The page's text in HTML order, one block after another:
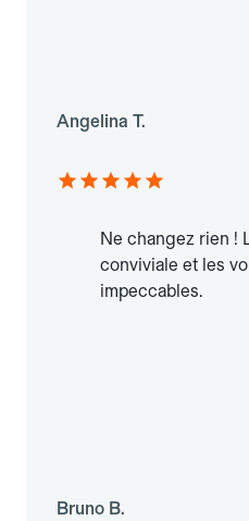
Angelina T.
Ne changez rien !
conviviale et les
impeccables.
Bruno B.